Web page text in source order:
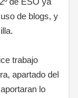
de blogs, y
trabajo
apartado del
lo